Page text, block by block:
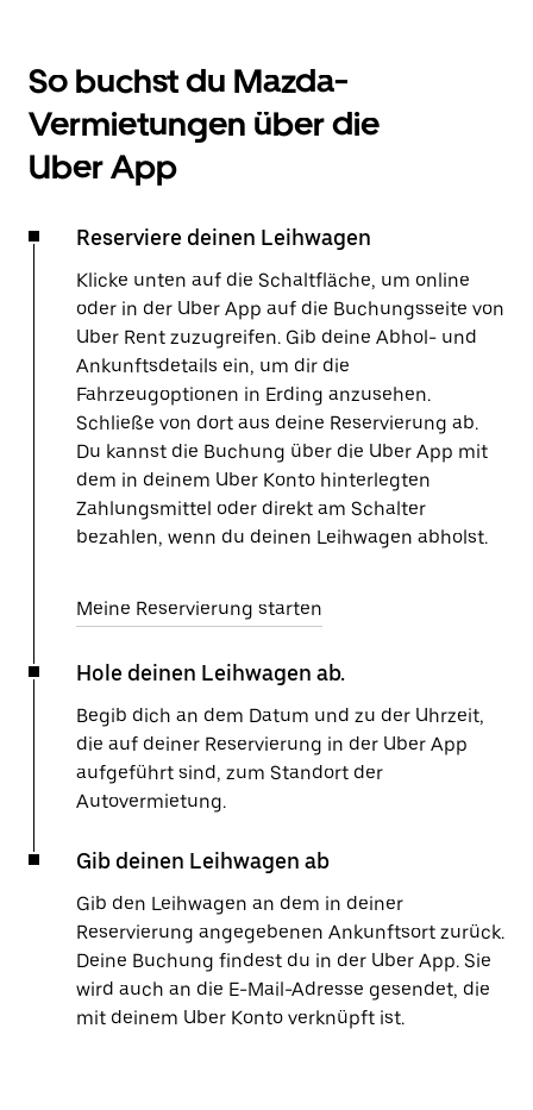
So buchst du Mazda-
Vermietungen über die
Uber App
Reserviere deinen Leihwagen
Klicke unten auf die Schaltfläche, um online
oder in der Uber App auf die Buchungsseite von
Uber Rent zuzugreifen. Gib deine Abhol- und
Ankunftsdetails ein, um dir die
Fahrzeugoptionen in Erding anzusehen.
Schließe von dort aus deine Reservierung ab.
Du kannst die Buchung über die Uber App mit
dem in deinem Uber Konto hinterlegten
Zahlungsmittel oder direkt am Schalter
bezahlen, wenn du deinen Leihwagen abholst.
Meine Reservierung starten
Hole deinen Leihwagen ab.
Begib dich an dem Datum und zu der Uhrzeit,
die auf deiner Reservierung in der Uber App
aufgeführt sind, zum Standort der
Autovermietung.
Gib deinen Leihwagen ab
Gib den Leihwagen an dem in deiner
Reservierung angegebenen Ankunftsort zurück.
Deine Buchung findest du in der Uber App. Sie
wird auch an die E-Mail-Adresse gesendet, die
mit deinem Uber Konto verknüpft ist.